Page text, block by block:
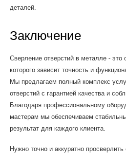
деталей.
Заключение
Сверление отверстий в металле - это
которого зависит точность и
Мы предлагаем полный комплекс
отверстий с гарантией качества и
Благодаря профессиональному
мастерам мы обеспечиваем
результат для каждого клиента.
Нужно точно и аккуратно